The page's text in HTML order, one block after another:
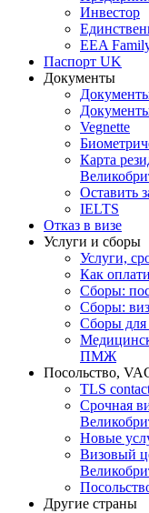
Инвестор
EEA
Паспорт UK
Документы
Vegnette
Карта
Оставить
IELTS
Отказ в визе
Услуги и сборы
Услуги,
Как
Сборы:
Сборы:
Сборы для
ПМЖ
Посольство,
TLS
Срочная
Новые
Визовый
Другие страны